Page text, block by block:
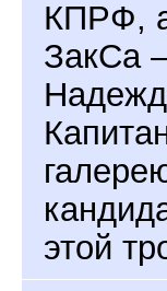
КПРФ,
ЗакСа
этой